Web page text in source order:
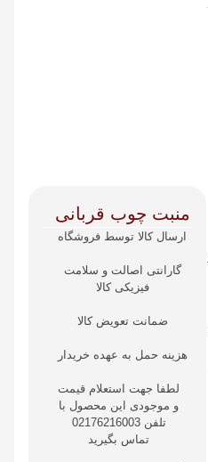
منبت چوب قربانی
ارسال کالا توسط فروشگاه
گارانتی اصالت و سلامت
فیزیکی کالا
ضمانت تعویض کالا
هزینه حمل به عهده خریدار
لطفا جهت استعلام قیمت
و موجودی این محصول با
تلفن 02176216003
تماس بگیرید